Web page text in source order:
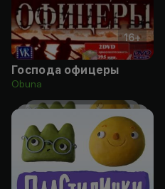
16+
Господа офицеры
Obuna